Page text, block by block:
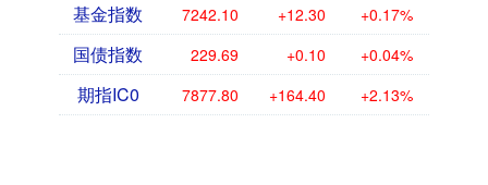
基金指数 7242.10 +12.30 +0.17%
国债指数 229.69 +0.10 +0.04%
期指IC0 7877.80 +164.40 +2.13%